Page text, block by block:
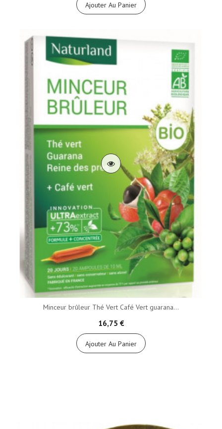
Ajouter Au Panier
Minceur brûleur Thé Vert Café Vert guarana...
16,75 €
Ajouter Au Panier